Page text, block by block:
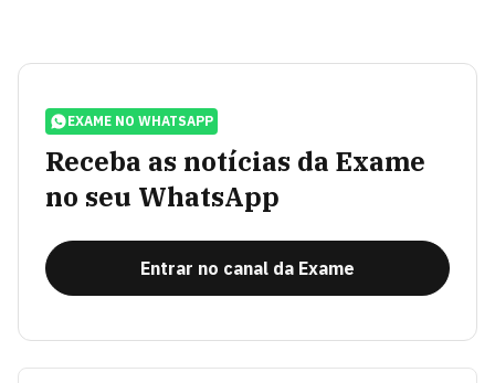
EXAME NO WHATSAPP
Receba as notícias da Exame
no seu WhatsApp
Entrar no canal da Exame